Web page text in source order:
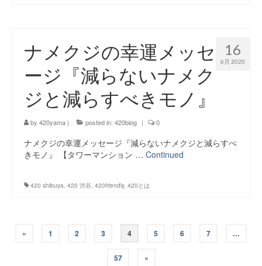
16
6月 2020
ナメクジの幸運メッセ
ージ『減らないナメク
ジと減らすべきモノ』
by 420yama | posted in: 420blog | 0
ナメクジの幸運メッセージ『減らないナメクジと減らすべ
きモノ』 【タワーマンション … Continued
420 shibuya 420 渋谷 420friendly, 420とは
投
« 1 2 3 4 5 6 7 …
57 »